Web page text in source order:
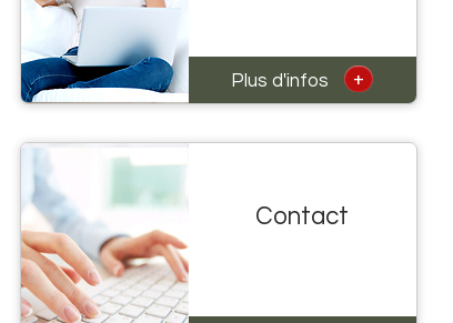
Plus d'infos +
Contact